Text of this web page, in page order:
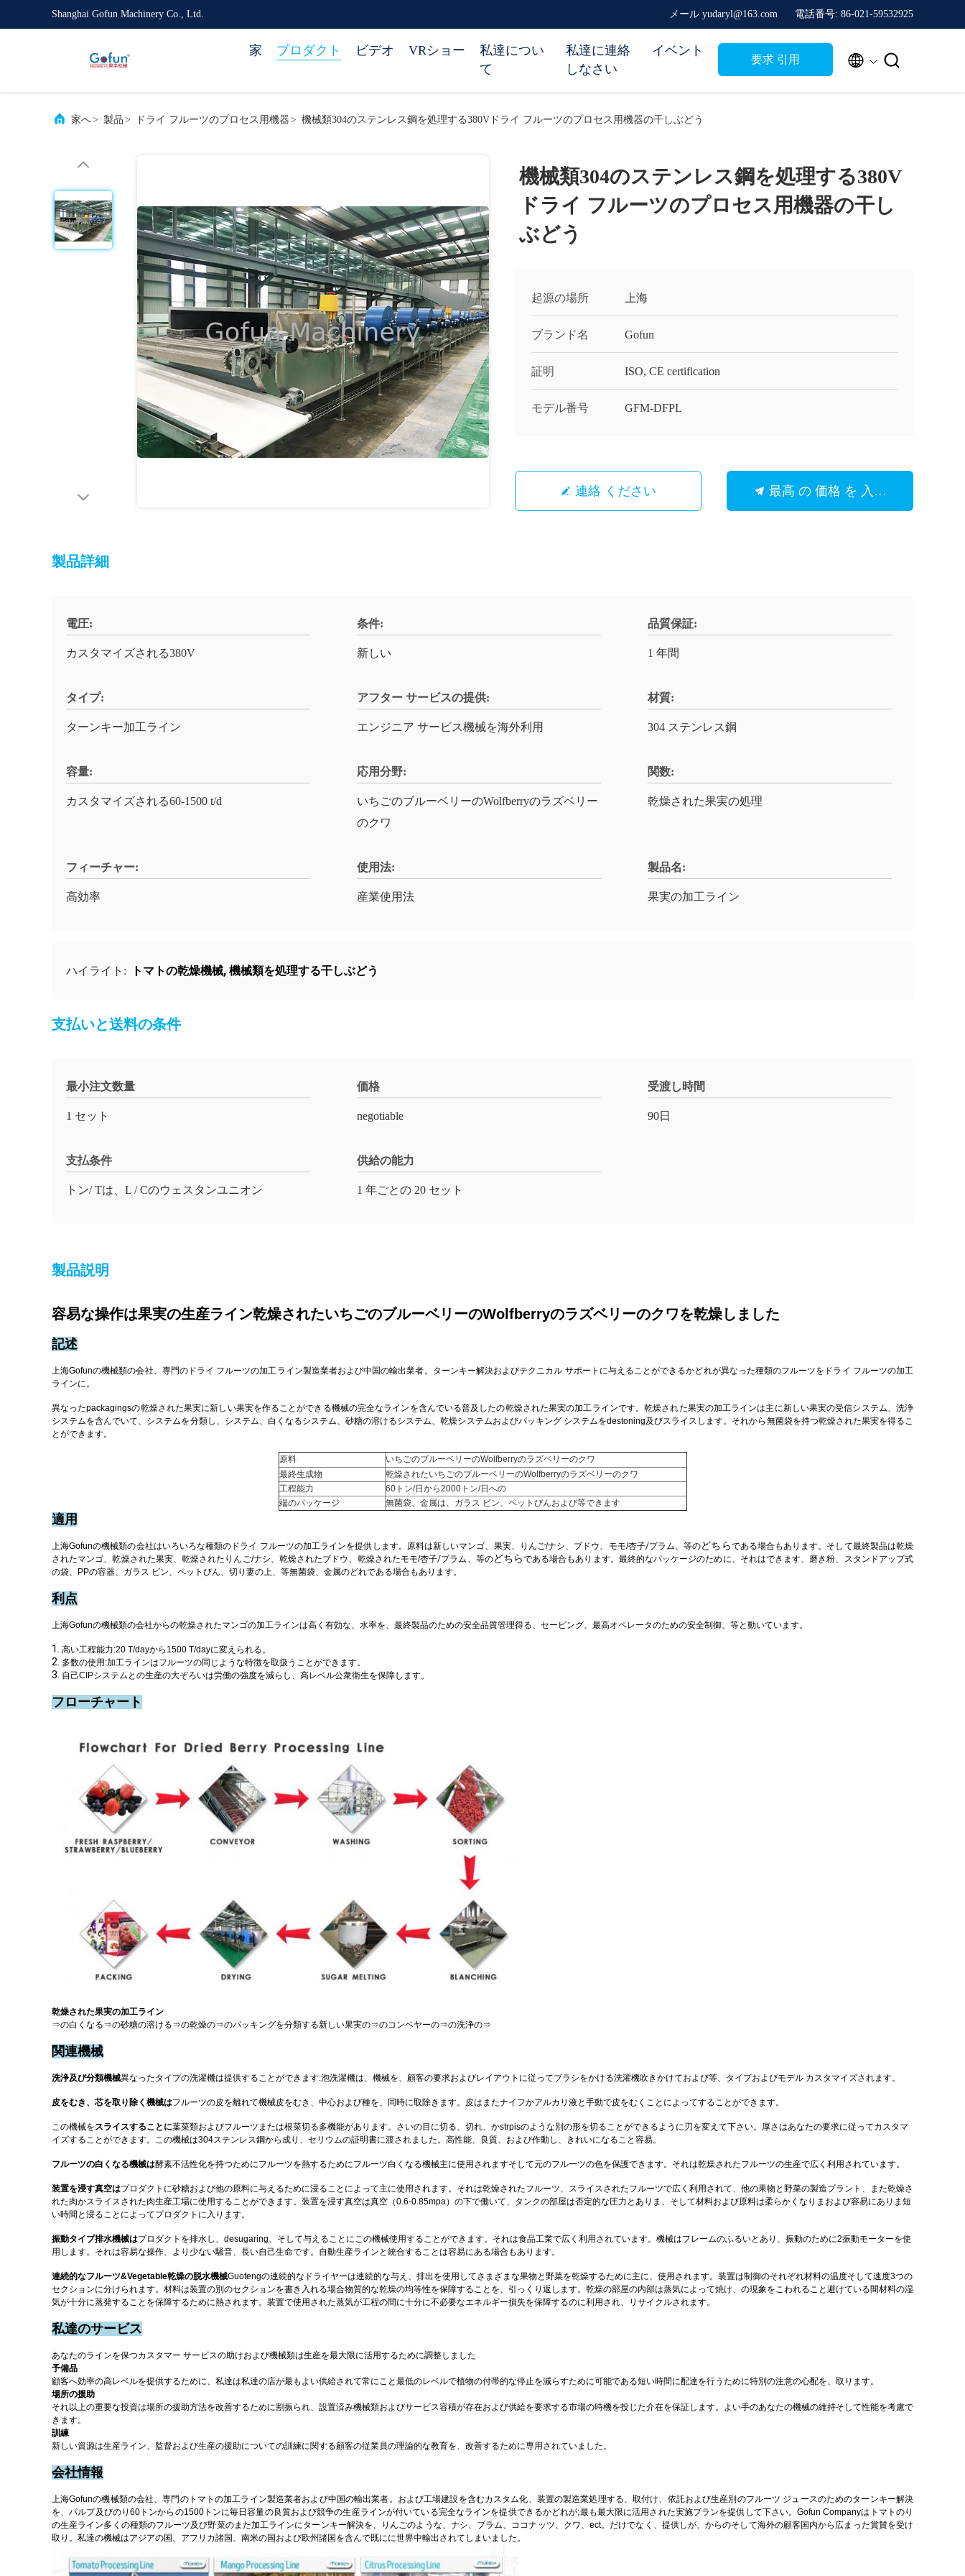
Shanghai Gofun Machinery Co., Ltd. メール yudaryl@163.com 電話番号: 86-021-59532925
家 プロダクト ビデオ VRショー
私達につい
て
私達に連絡
しなさい
イベント
要求 引用  
家へ> 製品 > ドライ フルーツのプロセス用機器 > 機械類304のステンレス鋼を処理する380Vドライ フルーツのプロセス用機器の干しぶどう
機械類304のステンレス鋼を処理する380V
ドライ フルーツのプロセス用機器の干し
ぶどう
起源の場所 上海
ブランド名 Gofun
証明 ISO, CE certification
モデル番号 GFM-DFPL
連絡 ください 最高 の 価格 を 入手 する
製品詳細
電圧:
カスタマイズされる380V
条件:
新しい
品質保証:
1 年間
タイプ:
ターンキー加工ライン
アフター サービスの提供:
エンジニア サービス機械を海外利用
材質:
304 ステンレス鋼
容量:
カスタマイズされる60-1500 t/d
応用分野:
いちごのブルーベリーのWolfberryのラズベリー
のクワ
関数:
乾燥された果実の処理
フィーチャー:
高効率
使用法:
産業使用法
製品名:
果実の加工ライン
ハイライト: トマトの乾燥機械, 機械類を処理する干しぶどう
支払いと送料の条件
最小注文数量
1 セット
価格
negotiable
受渡し時間
90日
支払条件
トン/ Tは、L / Cのウェスタンユニオン
供給の能力
1 年ごとの 20 セット
製品説明
容易な操作は果実の生産ライン乾燥されたいちごのブルーベリーのWolfberryのラズベリーのクワを乾燥しました
記述
上海Gofunの機械類の会社、専門のドライ フルーツの加工ライン製造業者および中国の輸出業者。ターンキー解決およびテクニカル サポートに与えることができるかどれが異なった種類のフルーツをドライ フルーツの加工
ラインに。
異なったpackagingsの乾燥された果実に新しい果実を作ることができる機械の完全なラインを含んでいる普及したの乾燥された果実の加工ラインです。乾燥された果実の加工ラインは主に新しい果実の受信システム、洗浄
システムを含んでいて、システムを分類し、システム、白くなるシステム、砂糖の溶けるシステム、乾燥システムおよびパッキング システムをdestoning及びスライスします。それから無菌袋を持つ乾燥された果実を得るこ
とができます。
原料
いちごのブルーベリーのWolfberryのラズベリーのクワ
最終生成物
乾燥されたいちごのブルーベリーのWolfberryのラズベリーのクワ
工程能力
60トン/日から2000トン/日への
端のパッケージ
無菌袋、金属は、ガラス ビン、ペットびんおよび等できます
適用
上海Gofunの機械類の会社はいろいろな種類のドライ フルーツの加工ラインを提供します。原料は新しいマンゴ、果実、りんご/ナシ、ブドウ、 モモ/杏子/プラム、等のどちらである場合もあります。そして最終製品は乾燥
されたマンゴ、乾燥された果実、乾燥されたりんご/ナシ、乾燥されたブドウ、乾燥されたモモ/杏子/プラム 、等のどちらである場合もあります。最終的なパッケージのために、それはできます、磨き粉、スタンドアップ式
の袋、PPの容器、ガラス ビン、ペットびん、切り妻の上、等無菌袋、金属のどれである場合もあります。
利点
上海Gofunの機械類の会社からの乾燥されたマンゴの加工ラインは高く有効な、水率を、最終製品のための安全品質管理得る、セービング、最高オペレータのための安全制御、等と動いています。
1. 高い工程能力:20 T/dayから1500 T/dayに変えられる。
2. 多数の使用:加工ラインはフルーツの同じような特徴を取扱うことができます。
3. 自己CIPシステムとの生産の大ぞろいは労働の強度を減らし、高レベル公衆衛生を保障します。
フローチャート
乾燥された果実の加工ライン
⇒の白くなる⇒の砂糖の溶ける⇒の乾燥の⇒のパッキングを分類する新しい果実の⇒のコンベヤーの⇒の洗浄の⇒
関連機械
洗浄及び分類機械異なったタイプの洗濯機は提供することができます:泡洗濯機は、機械を、顧客の要求およびレイアウトに従ってブラシをかける洗濯機吹きかけておよび等、タイプおよびモデル カスタマイズされます。
皮をむき、芯を取り除く機械はフルーツの皮を離れて機械皮をむき、中心および種を、同時に取除きます。皮はまたナイフかアルカリ液と手動で皮をむくことによってすることができます。
この機械をスライスすることに葉菜類およびフルーツまたは根菜切る多機能があります。さいの目に切る、切れ、かstrpisのような別の形を切ることができるように刃を変えて下さい。厚さはあなたの要求に従ってカスタマ
イズすることができます。この機械は304ステンレス鋼から成り、セリウムの証明書に渡されました。高性能、良質、および作動し、きれいになること容易。
フルーツの白くなる機械は酵素不活性化を持つためにフルーツを熱するためにフルーツ白くなる機械主に使用されますそして元のフルーツの色を保護できます。それは乾燥されたフルーツの生産で広く利用されています。
装置を浸す真空はプロダクトに砂糖および他の原料に与えるために浸ることによって主に使用されます。それは乾燥されたフルーツ、スライスされたフルーツで広く利用されて、他の果物と野菜の製造プラント、また乾燥さ
れた肉かスライスされた肉生産工場に使用することができます。装置を浸す真空は真空（0.6-0.85mpa）の下で働いて、タンクの部屋は否定的な圧力とありま、そして材料および原料は柔らかくなりまおよび容易にありま短
い時間と浸ることによってプロダクトに入ります。
振動タイプ排水機械はプロダクトを排水し、desugaring、そして与えることにこの機械使用することができます。それは食品工業で広く利用されています。機械はフレームのふるいとあり、振動のために2振動モーターを使
用します。それは容易な操作、より少ない騒音、長い自己生命です。自動生産ラインと統合することは容易にある場合もあります。
連続的なフルーツ&Vegetable乾燥の脱水機械Guofengの連続的なドライヤーは連続的な与え、排出を使用してさまざまな果物と野菜を乾燥するために主に、使用されます。装置は制御のそれぞれ材料の温度そして速度3つの
セクションに分けられます。材料は装置の別のセクションを書き入れる場合物質的な乾燥の均等性を保障することを、引っくり返します。乾燥の部屋の内部は蒸気によって焼け、の現象をこわれること避けている間材料の湿
気が十分に蒸発することを保障するために熱されます。装置で使用された蒸気が工程の間に十分に不必要なエネルギー損失を保障するのに利用され、リサイクルされます。
私達のサービス
あなたのラインを保つカスタマー サービスの助けおよび機械類は生産を最大限に活用するために調整しました
予備品
顧客へ効率の高レベルを提供するために、私達は私達の店が最もよい供給されて常にこと最低のレベルで植物の付帯的な停止を減らすために可能である短い時間に配達を行うために特別の注意の心配を、取ります。
場所の援助
それ以上の重要な投資は場所の援助方法を改善するために割振られ、設置済み機械類およびサービス容積が存在および供給を要求する市場の時機を投じた介在を保証します。よい手のあなたの機械の維持そして性能を考慮で
きます。
訓練
新しい資源は生産ライン、監督および生産の援助についての訓練に関する顧客の従業員の理論的な教育を、改善するために専用されていました。
会社情報
上海Gofunの機械類の会社、専門のトマトの加工ライン製造業者および中国の輸出業者。および工場建設を含むカスタム化、装置の製造業処理する、取付け、依託および生産別のフルーツ ジュースのためのターンキー解決
を、パルプ及びのり60トンからの1500トンに毎日容量の良質および競争の生産ラインが付いている完全なラインを提供できるかどれが;最も最大限に活用された実施プランを提供して下さい。Gofun Companyはトマトのり
の生産ライン多くの種類のフルーツ及び野菜のまた加工ラインにターンキー解決を、りんごのような、ナシ、プラム、ココナッツ、クワ、ect。だけでなく、提供しが、からのそして海外の顧客国内から広まった賞賛を受け
取り。私達の機械はアジアの国、アフリカ諸国、南米の国および欧州諸国を含んで既にに世界中輸出されてしまいました。